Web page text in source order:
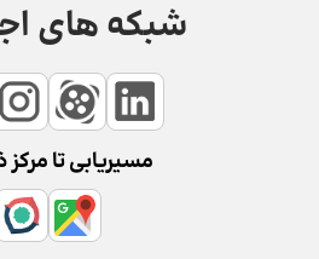
شبکه های
مسیریابی تا مرکز